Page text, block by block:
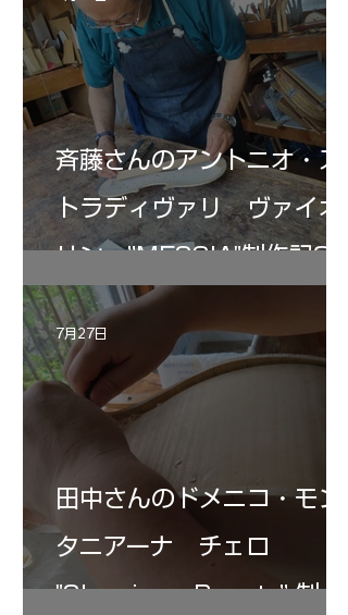
斉藤さんのアントニオ・ス
トラディヴァリ ヴァイオ
リン ”MESSIA"制作記33
田中さんのドメニコ・モン
タニアーナ チェロ
"Sleeping・Beauty” 制作
7月27日